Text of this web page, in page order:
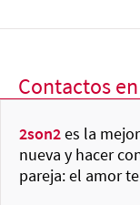
Contactos
2son2es la
nueva y hacer
pareja: el amor